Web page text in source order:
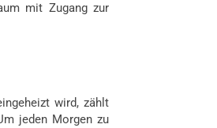
mit Zugang zur
wird, zählt
jeden Morgen zu